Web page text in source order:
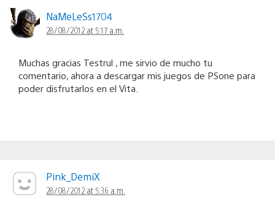
NaMeLeSs1704
28/08/2012 at 5:17 a.m.
Muchas gracias Testrul , me sirvio de mucho tu
comentario, ahora a descargar mis juegos de PSone para
poder disfrutarlos en el Vita.
Pink_DemiX
28/08/2012 at 5:36 a.m.